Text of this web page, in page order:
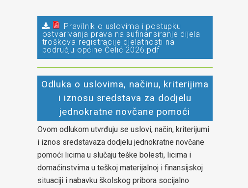
Pravilnik o uslovima i postupku
ostvarivanja prava na sufinansiranje dijela
troškova registracije djelatnosti na
području općine Čelić 2026.pdf
Odluka o uslovima, načinu, kriterijima
i iznosu sredstava za dodjelu
jednokratne novčane pomoći
Ovom odlukom utvrđuju se uslovi, način, kriterijumi
i iznos sredstavaza dodjelu jednokratne novčane
pomoći licima u slučaju teške bolesti, licima i
domaćinstvima u teškoj materijalnoj i finansijskoj
situaciji i nabavku školskog pribora socijalno